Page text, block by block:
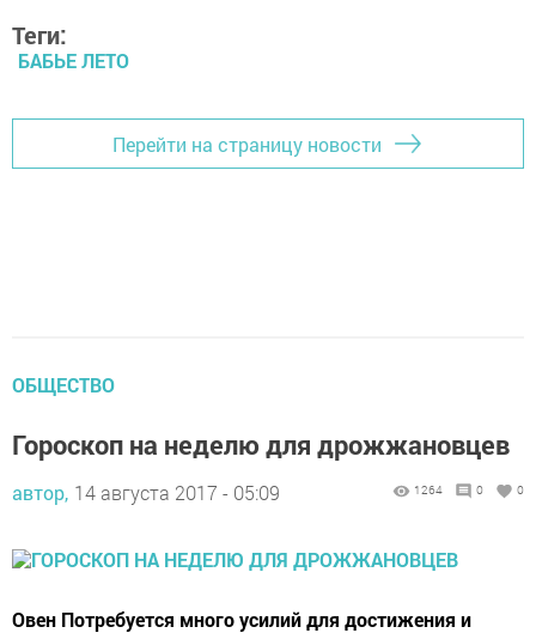
Теги:
БАБЬЕ ЛЕТО
Перейти на страницу новости
ОБЩЕСТВО
Гороскоп на неделю для дрожжановцев
автор, 14 августа 2017 - 05:09 1264 0 0
Овен Потребуется много усилий для достижения и